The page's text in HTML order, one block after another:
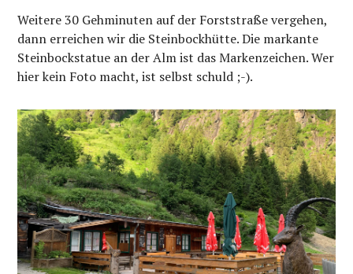
Weitere 30 Gehminuten auf der Forststraße vergehen,
dann erreichen wir die Steinbockhütte. Die markante
Steinbockstatue an der Alm ist das Markenzeichen. Wer
hier kein Foto macht, ist selbst schuld ;-).